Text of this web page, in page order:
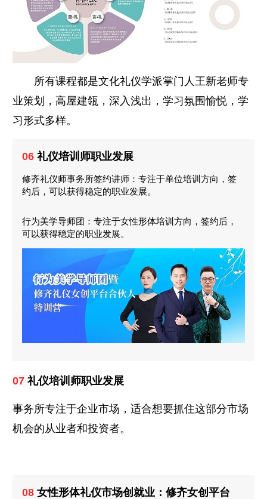
所有课程都是文化礼仪学派掌门人王新老师专
业策划，高屋建瓴，深入浅出，学习氛围愉悦，学
习形式多样。
06 礼仪培训师职业发展
修齐礼仪师事务所签约讲师：专注于单位培训方向，签
约后，可以获得稳定的职业发展。
行为美学导师团：专注于女性形体培训方向，签约后，
可以获得稳定的职业发展。
07 礼仪培训师职业发展
事务所专注于企业市场，适合想要抓住这部分市场
机会的从业者和投资者。
08 女性形体礼仪市场创就业：修齐女创平台